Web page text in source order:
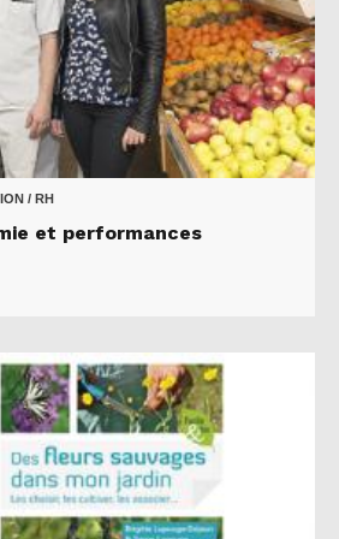
/ RH
et performances